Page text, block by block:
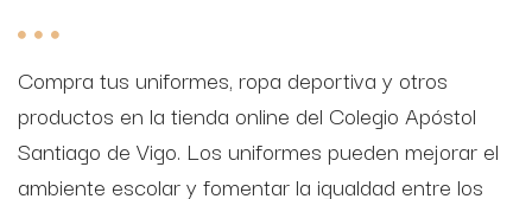
Compra tus uniformes, ropa deportiva y otros
productos en la tienda online del Colegio Apóstol
Santiago de Vigo. Los uniformes pueden mejorar el
ambiente escolar y fomentar la igualdad entre los